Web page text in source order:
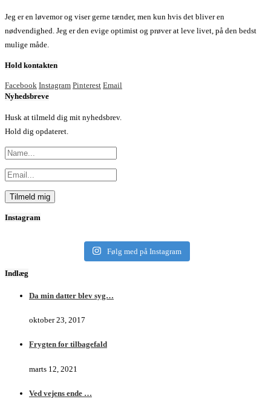
Jeg er en løvemor og viser gerne tænder, men kun hvis det bliver en
nødvendighed. Jeg er den evige optimist og prøver at leve livet, på den bedst
mulige måde.
Hold kontakten
Facebook Instagram Pinterest Email
Nyhedsbreve
Husk at tilmeld dig mit nyhedsbrev.
Hold dig opdateret.
Instagram
Følg med på Instagram
Indlæg
Da min datter blev syg…
oktober 23, 2017
Frygten for tilbagefald
marts 12, 2021
Ved vejens ende …